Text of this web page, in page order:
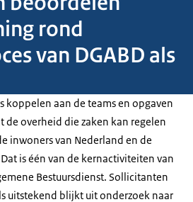
rond
van DGABD als
koppelen aan de teams en opgaven
de overheid die zaken kan regelen
inwoners van Nederland en de
is één van de kernactiviteiten van
Bestuursdienst. Sollicitanten
uitstekend blijkt uit onderzoek naar